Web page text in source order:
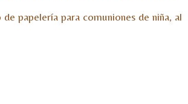
papelería para comuniones de niña, al